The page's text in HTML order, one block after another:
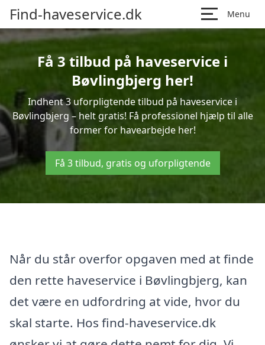
Find-haveservice.dk Menu
Få 3 tilbud på haveservice i
Bøvlingbjerg her!
Indhent 3 uforpligtende tilbud på haveservice i
Bøvlingbjerg – helt gratis! Få professionel hjælp til alle
former for havearbejde her!
Få 3 tilbud, gratis og uforpligtende
Når du står overfor opgaven med at finde
den rette haveservice i Bøvlingbjerg, kan
det være en udfordring at vide, hvor du
skal starte. Hos find-haveservice.dk